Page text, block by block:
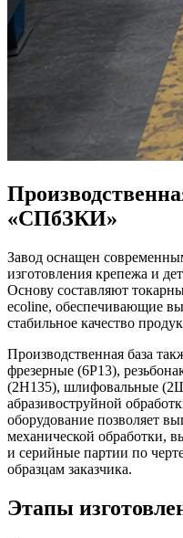
«СПбЗКИ»
Завод оснащен
изготовления крепежа и
Основу составляют
ecoline, обеспечивающие
стабильное качество
Производственная база
фрезерные (6Р13),
(2Н135), шлифовальные
абразивоструйной
оборудование позволяет
механической обработки,
и серийные партии по
образцам заказчика.
Этапы